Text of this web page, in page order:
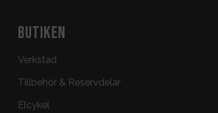
BUTIKEN
Verkstad
Tillbehör & Reservdelar
Elcykel